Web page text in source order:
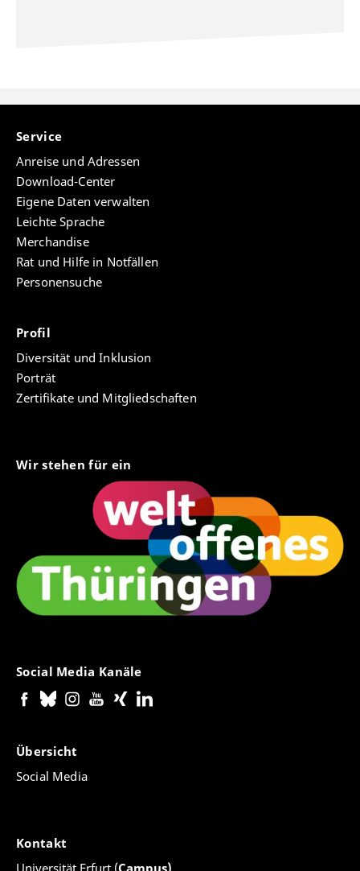
Service
Anreise und Adressen
Download-Center
Eigene Daten verwalten
Leichte Sprache
Merchandise
Rat und Hilfe in Notfällen
Personensuche
Profil
Diversität und Inklusion
Porträt
Zertifikate und Mitgliedschaften
Wir stehen für ein
Social Media Kanäle
Übersicht
Social Media
Kontakt
Universität Erfurt (Campus)